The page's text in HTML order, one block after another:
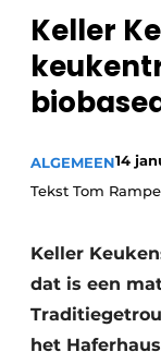
Keller
ALGEMEEN14
Tekst Tom
Keller
dat is een
het